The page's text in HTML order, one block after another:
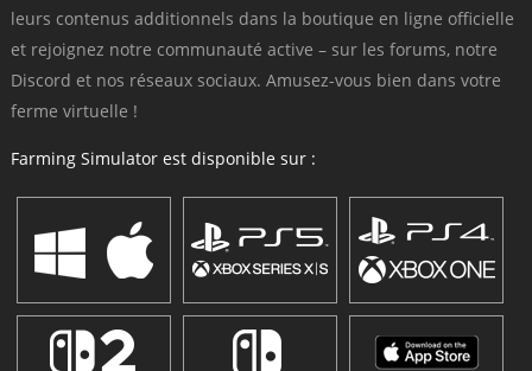
leurs contenus additionnels dans la boutique en ligne officielle
et rejoignez notre communauté active – sur les forums, notre
Discord et nos réseaux sociaux. Amusez-vous bien dans votre
ferme virtuelle !
Farming Simulator est disponible sur :